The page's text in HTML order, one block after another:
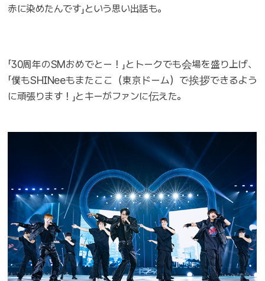
赤に染めたんです」という思い出話も。
「30周年のSMおめでとー！」とトークでも会場を盛り上げ、
「僕もSHINeeもまたここ（東京ドーム）で挨拶できるよう
に頑張ります！」とキーがファンに伝えた。